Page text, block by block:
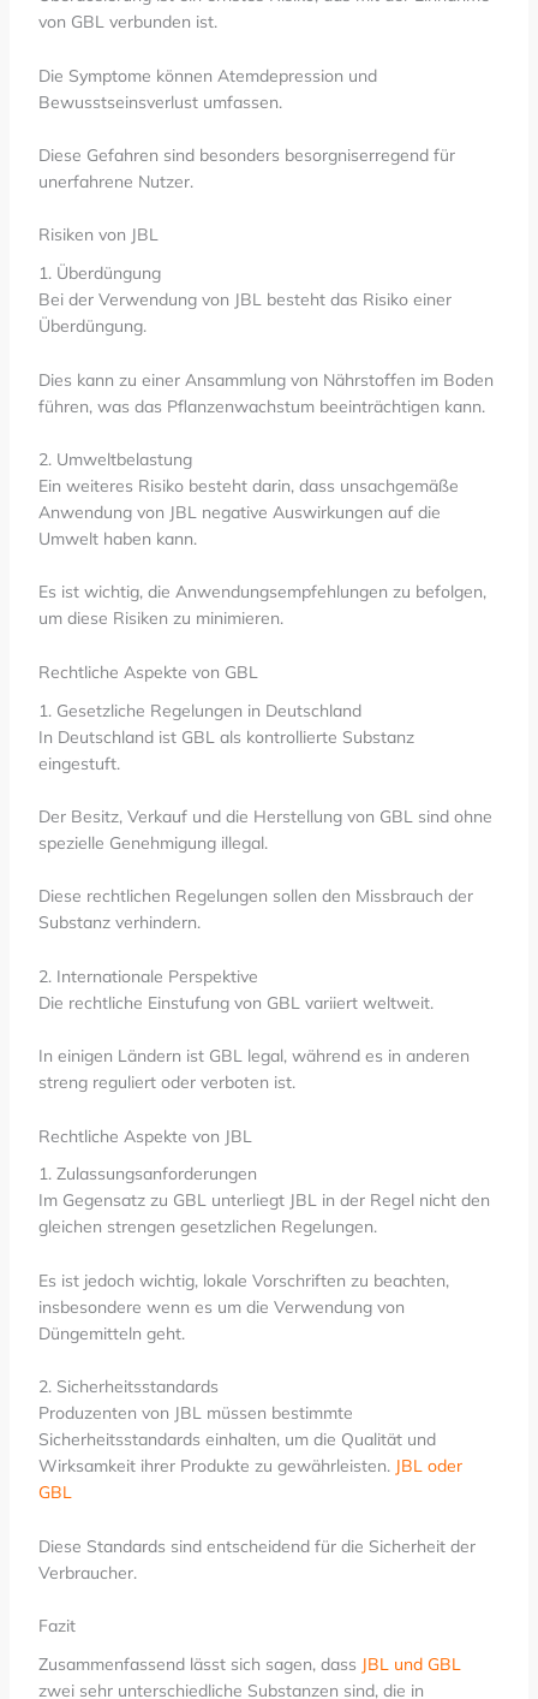
von GBL verbunden ist.
Die Symptome können Atemdepression und
Bewusstseinsverlust umfassen.
Diese Gefahren sind besonders besorgniserregend für
unerfahrene Nutzer.
Risiken von JBL
1. Überdüngung
Bei der Verwendung von JBL besteht das Risiko einer
Überdüngung.
Dies kann zu einer Ansammlung von Nährstoffen im Boden
führen, was das Pflanzenwachstum beeinträchtigen kann.
2. Umweltbelastung
Ein weiteres Risiko besteht darin, dass unsachgemäße
Anwendung von JBL negative Auswirkungen auf die
Umwelt haben kann.
Es ist wichtig, die Anwendungsempfehlungen zu befolgen,
um diese Risiken zu minimieren.
Rechtliche Aspekte von GBL
1. Gesetzliche Regelungen in Deutschland
In Deutschland ist GBL als kontrollierte Substanz
eingestuft.
Der Besitz, Verkauf und die Herstellung von GBL sind ohne
spezielle Genehmigung illegal.
Diese rechtlichen Regelungen sollen den Missbrauch der
Substanz verhindern.
2. Internationale Perspektive
Die rechtliche Einstufung von GBL variiert weltweit.
In einigen Ländern ist GBL legal, während es in anderen
streng reguliert oder verboten ist.
Rechtliche Aspekte von JBL
1. Zulassungsanforderungen
Im Gegensatz zu GBL unterliegt JBL in der Regel nicht den
gleichen strengen gesetzlichen Regelungen.
Es ist jedoch wichtig, lokale Vorschriften zu beachten,
insbesondere wenn es um die Verwendung von
Düngemitteln geht.
2. Sicherheitsstandards
Produzenten von JBL müssen bestimmte
Sicherheitsstandards einhalten, um die Qualität und
Wirksamkeit ihrer Produkte zu gewährleisten. JBL oder
GBL
Diese Standards sind entscheidend für die Sicherheit der
Verbraucher.
Fazit
Zusammenfassend lässt sich sagen, dass JBL und GBL
zwei sehr unterschiedliche Substanzen sind, die in